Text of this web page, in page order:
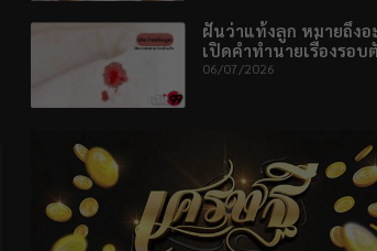
ฝันว่าแท้งลูก หมายถึงอ
เปิดคำทำนายเรื่องรอบ
06/07/2026